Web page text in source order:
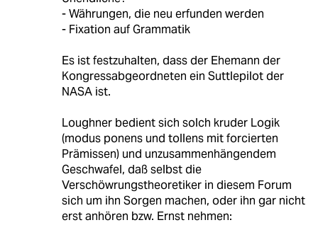
- Währungen, die neu erfunden werden
- Fixation auf Grammatik
Es ist festzuhalten, dass der Ehemann der
Kongressabgeordneten ein Suttlepilot der
NASA ist.
Loughner bedient sich solch kruder Logik
(modus ponens und tollens mit forcierten
Prämissen) und unzusammenhängendem
Geschwafel, daß selbst die
Verschöwrungstheoretiker in diesem Forum
sich um ihn Sorgen machen, oder ihn gar nicht
erst anhören bzw. Ernst nehmen: